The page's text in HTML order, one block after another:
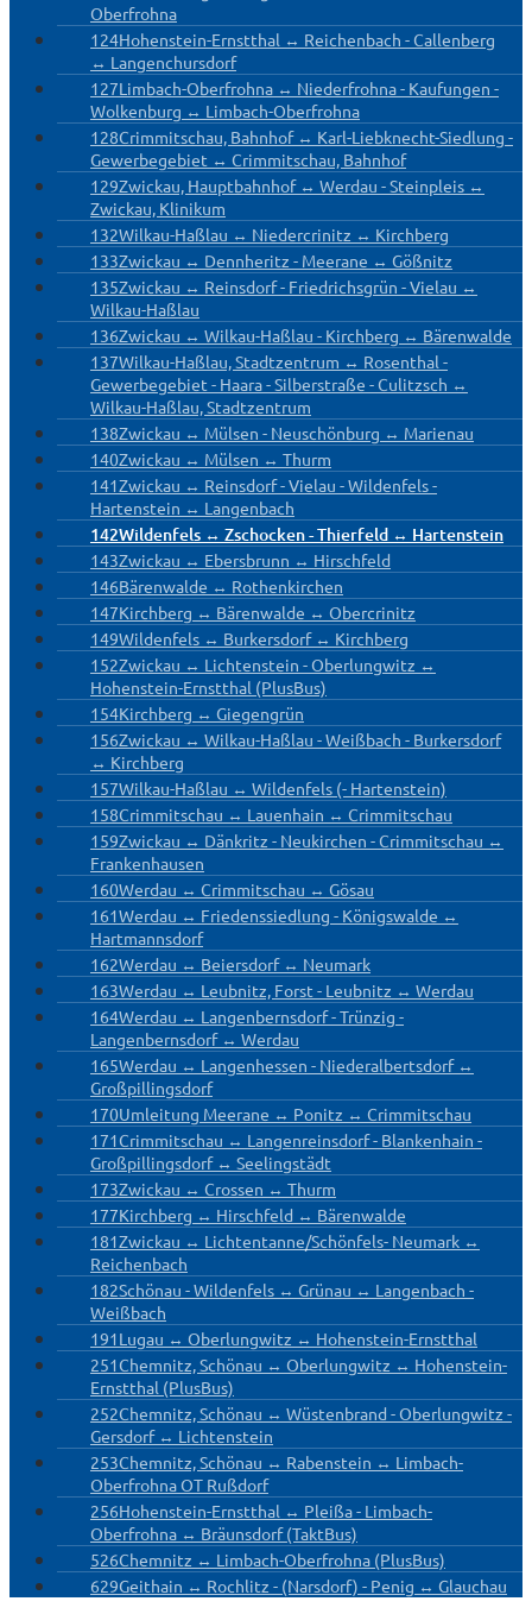
Oberfrohna
124Hohenstein-Ernstthal ↔ Reichenbach - Callenberg
↔ Langenchursdorf
127Limbach-Oberfrohna ↔ Niederfrohna - Kaufungen -
Wolkenburg ↔ Limbach-Oberfrohna
128Crimmitschau, Bahnhof ↔ Karl-Liebknecht-Siedlung -
Gewerbegebiet ↔ Crimmitschau, Bahnhof
129Zwickau, Hauptbahnhof ↔ Werdau - Steinpleis ↔
Zwickau, Klinikum
132Wilkau-Haßlau ↔ Niedercrinitz ↔ Kirchberg
133Zwickau ↔ Dennheritz - Meerane ↔ Gößnitz
135Zwickau ↔ Reinsdorf - Friedrichsgrün - Vielau ↔
Wilkau-Haßlau
136Zwickau ↔ Wilkau-Haßlau - Kirchberg ↔ Bärenwalde
137Wilkau-Haßlau, Stadtzentrum ↔ Rosenthal -
Gewerbegebiet - Haara - Silberstraße - Culitzsch ↔
Wilkau-Haßlau, Stadtzentrum
138Zwickau ↔ Mülsen - Neuschönburg ↔ Marienau
140Zwickau ↔ Mülsen ↔ Thurm
141Zwickau ↔ Reinsdorf - Vielau - Wildenfels -
Hartenstein ↔ Langenbach
142Wildenfels ↔ Zschocken - Thierfeld ↔ Hartenstein
143Zwickau ↔ Ebersbrunn ↔ Hirschfeld
146Bärenwalde ↔ Rothenkirchen
147Kirchberg ↔ Bärenwalde ↔ Obercrinitz
149Wildenfels ↔ Burkersdorf ↔ Kirchberg
152Zwickau ↔ Lichtenstein - Oberlungwitz ↔
Hohenstein-Ernstthal (PlusBus)
154Kirchberg ↔ Giegengrün
156Zwickau ↔ Wilkau-Haßlau - Weißbach - Burkersdorf
↔ Kirchberg
157Wilkau-Haßlau ↔ Wildenfels (- Hartenstein)
158Crimmitschau ↔ Lauenhain ↔ Crimmitschau
159Zwickau ↔ Dänkritz - Neukirchen - Crimmitschau ↔
Frankenhausen
160Werdau ↔ Crimmitschau ↔ Gösau
161Werdau ↔ Friedenssiedlung - Königswalde ↔
Hartmannsdorf
162Werdau ↔ Beiersdorf ↔ Neumark
163Werdau ↔ Leubnitz, Forst - Leubnitz ↔ Werdau
164Werdau ↔ Langenbernsdorf - Trünzig -
Langenbernsdorf ↔ Werdau
165Werdau ↔ Langenhessen - Niederalbertsdorf ↔
Großpillingsdorf
170Umleitung Meerane ↔ Ponitz ↔ Crimmitschau
171Crimmitschau ↔ Langenreinsdorf - Blankenhain -
Großpillingsdorf ↔ Seelingstädt
173Zwickau ↔ Crossen ↔ Thurm
177Kirchberg ↔ Hirschfeld ↔ Bärenwalde
181Zwickau ↔ Lichtentanne/Schönfels- Neumark ↔
Reichenbach
182Schönau - Wildenfels ↔ Grünau ↔ Langenbach -
Weißbach
191Lugau ↔ Oberlungwitz ↔ Hohenstein-Ernstthal
251Chemnitz, Schönau ↔ Oberlungwitz ↔ Hohenstein-
Ernstthal (PlusBus)
252Chemnitz, Schönau ↔ Wüstenbrand - Oberlungwitz -
Gersdorf ↔ Lichtenstein
253Chemnitz, Schönau ↔ Rabenstein ↔ Limbach-
Oberfrohna OT Rußdorf
256Hohenstein-Ernstthal ↔ Pleißa - Limbach-
Oberfrohna ↔ Bräunsdorf (TaktBus)
526Chemnitz ↔ Limbach-Oberfrohna (PlusBus)
629Geithain ↔ Rochlitz - (Narsdorf) - Penig ↔ Glauchau